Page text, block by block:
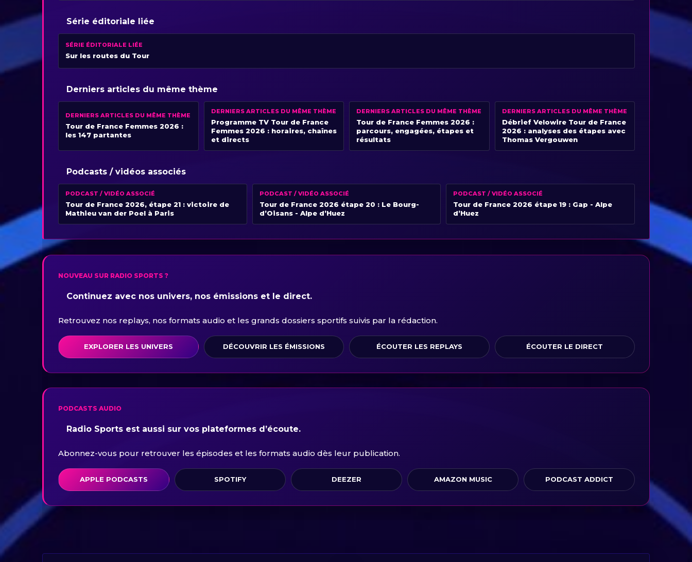
Série éditoriale liée
SÉRIE ÉDITORIALE LIÉE
Sur les routes du Tour
Derniers articles du même thème
DERNIERS ARTICLES DU MÊME THÈME
Tour de France Femmes 2026 :
les 147 partantes
DERNIERS ARTICLES DU MÊME THÈME
Programme TV Tour de France
Femmes 2026 : horaires, chaînes
et directs
DERNIERS ARTICLES DU MÊME THÈME
Tour de France Femmes 2026 :
parcours, engagées, étapes et
résultats
DERNIERS ARTICLES DU MÊME THÈME
Débrief Velowire Tour de France
2026 : analyses des étapes avec
Thomas Vergouwen
Podcasts / vidéos associés
PODCAST / VIDÉO ASSOCIÉ
Tour de France 2026, étape 21 : victoire de
Mathieu van der Poel à Paris
PODCAST / VIDÉO ASSOCIÉ
Tour de France 2026 étape 20 : Le Bourg-
d’Oisans - Alpe d’Huez
PODCAST / VIDÉO ASSOCIÉ
Tour de France 2026 étape 19 : Gap - Alpe
d’Huez
NOUVEAU SUR RADIO SPORTS ?
Continuez avec nos univers, nos émissions et le direct.
Retrouvez nos replays, nos formats audio et les grands dossiers sportifs suivis par la rédaction.
EXPLORER LES UNIVERS DÉCOUVRIR LES ÉMISSIONS ÉCOUTER LES REPLAYS ÉCOUTER LE DIRECT
PODCASTS AUDIO
Radio Sports est aussi sur vos plateformes d’écoute.
Abonnez-vous pour retrouver les épisodes et les formats audio dès leur publication.
APPLE PODCASTS SPOTIFY DEEZER AMAZON MUSIC PODCAST ADDICT